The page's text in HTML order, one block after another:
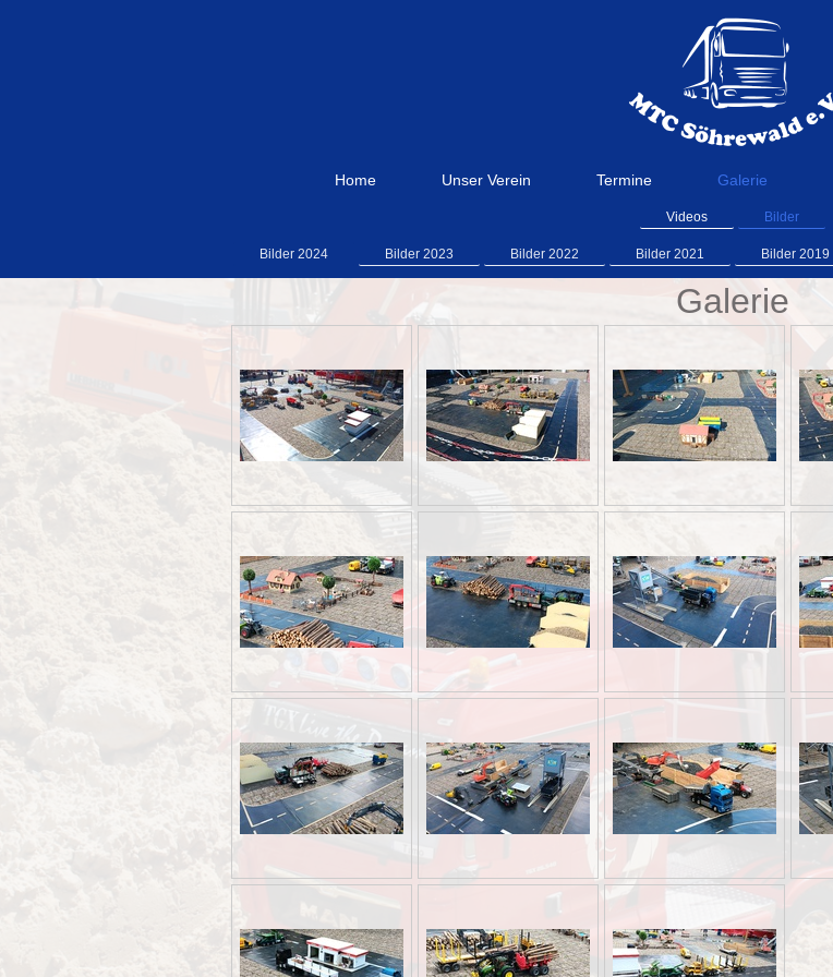
Home Unser Verein Termine Galerie
Videos Bilder
Bilder 2024 Bilder 2023 Bilder 2022 Bilder 2021 Bilder 2019
Galerie